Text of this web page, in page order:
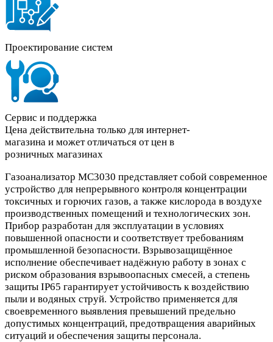
Проектирование систем
Сервис и поддержка
Цена действительна только для интернет-
магазина и может отличаться от цен в
розничных магазинах
Газоанализатор МС3030 представляет собой современное
устройство для непрерывного контроля концентрации
токсичных и горючих газов, а также кислорода в воздухе
производственных помещений и технологических зон.
Прибор разработан для эксплуатации в условиях
повышенной опасности и соответствует требованиям
промышленной безопасности. Взрывозащищённое
исполнение обеспечивает надёжную работу в зонах с
риском образования взрывоопасных смесей, а степень
защиты IP65 гарантирует устойчивость к воздействию
пыли и водяных струй. Устройство применяется для
своевременного выявления превышений предельно
допустимых концентраций, предотвращения аварийных
ситуаций и обеспечения защиты персонала.